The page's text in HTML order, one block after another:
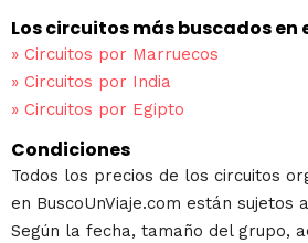
Los circuitos más buscados en
» Circuitos por Marruecos
» Circuitos por India
» Circuitos por Egipto
Condiciones
Todos los precios de los circuitos
en BuscoUnViaje.com están sujetos
Según la fecha, tamaño del grupo,